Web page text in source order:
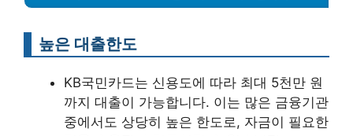
높은 대출한도
KB국민카드는 신용도에 따라 최대 5천만 원
까지 대출이 가능합니다. 이는 많은 금융기관
중에서도 상당히 높은 한도로, 자금이 필요한